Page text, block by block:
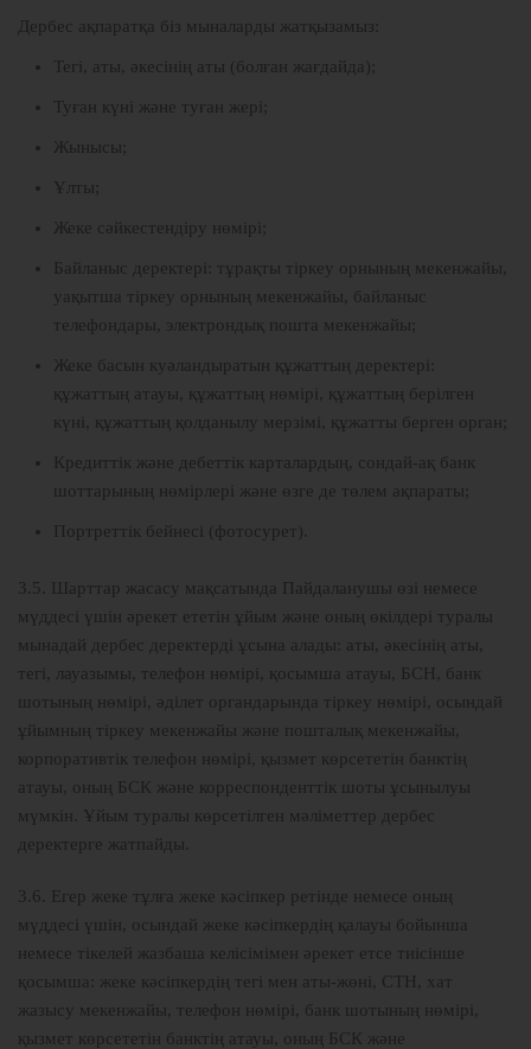
Дербес ақпаратқа біз мыналарды жатқызамыз:
Тегі, аты, әкесінің аты (болған жағдайда);
Туған күні және туған жері;
Жынысы;
Ұлты;
Жеке сәйкестендіру нөмірі;
Байланыс деректері: тұрақты тіркеу орнының мекенжайы,
уақытша тіркеу орнының мекенжайы, байланыс
телефондары, электрондық пошта мекенжайы;
Жеке басын куәландыратын құжаттың деректері:
құжаттың атауы, құжаттың нөмірі, құжаттың берілген
күні, құжаттың қолданылу мерзімі, құжатты берген орган;
Кредиттік және дебеттік карталардың, сондай-ақ банк
шоттарының нөмірлері және өзге де төлем ақпараты;
Портреттік бейнесі (фотосурет).
3.5. Шарттар жасасу мақсатында Пайдаланушы өзі немесе
мүддесі үшін әрекет ететін ұйым және оның өкілдері туралы
мынадай дербес деректерді ұсына алады: аты, әкесінің аты,
тегі, лауазымы, телефон нөмірі, қосымша атауы, БСН, банк
шотының нөмірі, әділет органдарында тіркеу нөмірі, осындай
ұйымның тіркеу мекенжайы және пошталық мекенжайы,
корпоративтік телефон нөмірі, қызмет көрсететін банктің
атауы, оның БСК және корреспонденттік шоты ұсынылуы
мүмкін. Ұйым туралы көрсетілген мәліметтер дербес
деректерге жатпайды.
3.6. Егер жеке тұлға жеке кәсіпкер ретінде немесе оның
мүддесі үшін, осындай жеке кәсіпкердің қалауы бойынша
немесе тікелей жазбаша келісімімен әрекет етсе тиісінше
қосымша: жеке кәсіпкердің тегі мен аты-жөні, СТН, хат
жазысу мекенжайы, телефон нөмірі, банк шотының нөмірі,
қызмет көрсететін банктің атауы, оның БСК және